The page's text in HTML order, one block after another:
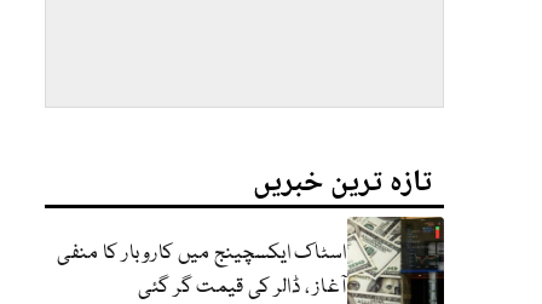
تازہ ترین خبریں
اسٹاک ایکسچینج میں کاروبار کا منفی
آغاز ، ڈالر کی قیمت گر گئی